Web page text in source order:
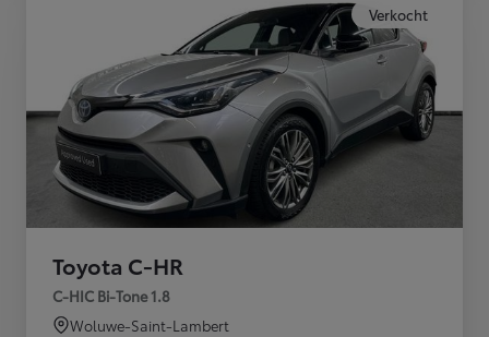
Verkocht
Toyota C-HR
C-HIC Bi-Tone 1.8
Woluwe-Saint-Lambert